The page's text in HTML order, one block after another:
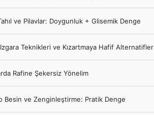
ve Pilavlar: Doygunluk + Glisemik Denge
Teknikleri ve Kızartmaya Hafif Alternatifler
Rafine Şekersiz Yönelim
Besin ve Zenginleştirme: Pratik Denge